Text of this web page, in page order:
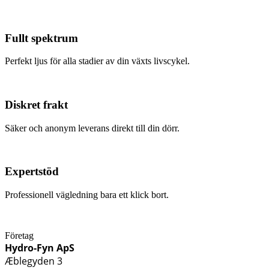
Fullt spektrum
Perfekt ljus för alla stadier av din växts livscykel.
Diskret frakt
Säker och anonym leverans direkt till din dörr.
Expertstöd
Professionell vägledning bara ett klick bort.
Företag
Hydro-Fyn ApS
Æblegyden 3